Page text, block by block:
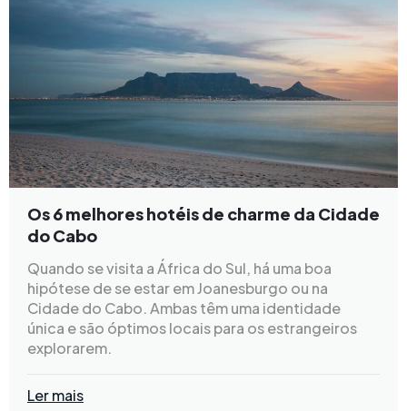
Os 6 melhores hotéis de charme da Cidade
do Cabo
Quando se visita a África do Sul, há uma boa
hipótese de se estar em Joanesburgo ou na
Cidade do Cabo. Ambas têm uma identidade
única e são óptimos locais para os estrangeiros
explorarem.
Ler mais